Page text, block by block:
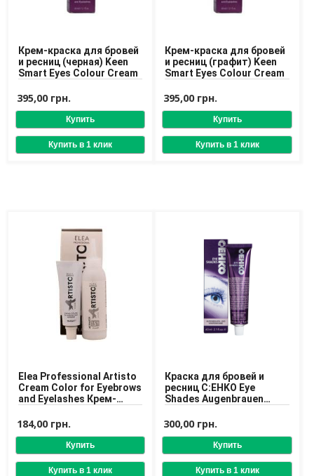
Средства для депиляции
Уход для рук
Мужчинам
Для бороды и усов
Наборы косметики для мужчин
Средства для бритья
Уход для лица
О Магазине
Каталог
Контакты
Отзывы
Доставка
Возврат товара
Крем-краска для бровей
и ресниц (черная) Keen
Smart Eyes Colour Cream
395,00 грн.
Крем-краска для бровей
и ресниц (графит) Keen
Smart Eyes Colour Cream
395,00 грн.
Elea Professional Artisto
Cream Color for Eyebrows
and Eyelashes Крем-
ресниц
184,00 грн.
Краска для бровей и
ресниц C:EHKO Eye
Shades Augenbrauen
300,00 грн.